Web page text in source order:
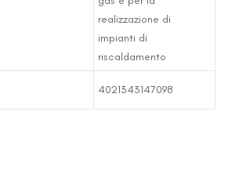
realizzazione di
impianti di
riscaldamento
4021343147098